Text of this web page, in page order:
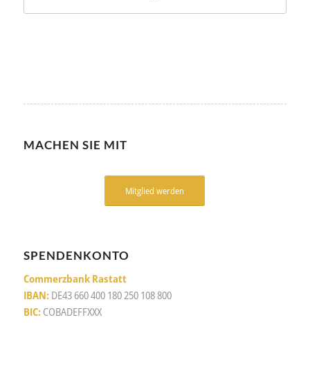
MACHEN SIE MIT
Mitglied werden
SPENDENKONTO
Commerzbank Rastatt
IBAN: DE43 660 400 180 250 108 800
BIC: COBADEFFXXX